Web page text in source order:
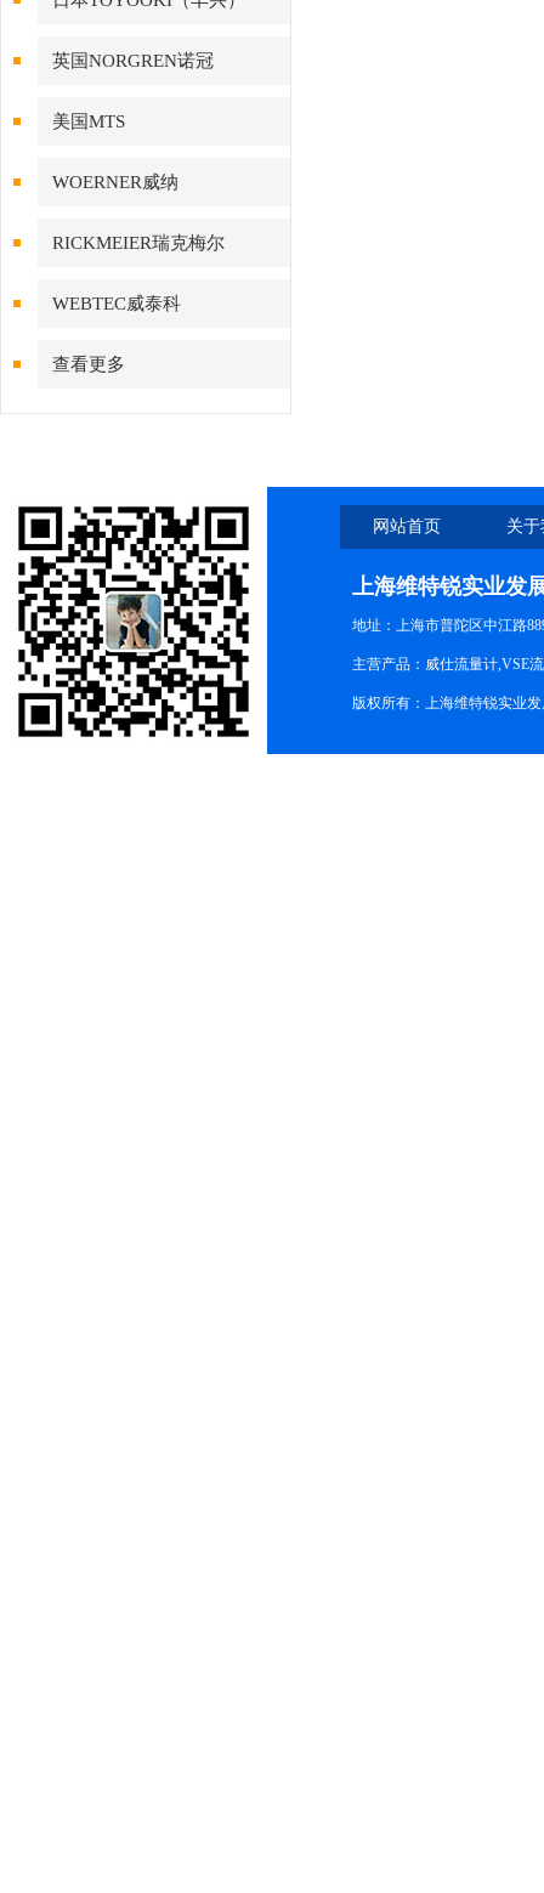
英国NORGREN诺冠
美国MTS
WOERNER威纳
RICKMEIER瑞克梅尔
WEBTEC威泰科
查看更多
网站首页 关
上海维特锐实业发
地址：上海市普陀区中江路
主营产品：威仕流量计,VSE
版权所有：上海维特锐实业